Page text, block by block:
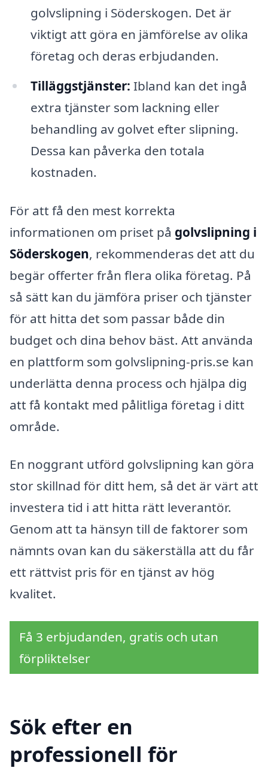
golvslipning i Söderskogen. Det är
viktigt att göra en jämförelse av olika
företag och deras erbjudanden.
Tilläggstjänster: Ibland kan det ingå
extra tjänster som lackning eller
behandling av golvet efter slipning.
Dessa kan påverka den totala
kostnaden.
För att få den mest korrekta
informationen om priset på golvslipning i
Söderskogen, rekommenderas det att du
begär offerter från flera olika företag. På
så sätt kan du jämföra priser och tjänster
för att hitta det som passar både din
budget och dina behov bäst. Att använda
en plattform som golvslipning-pris.se kan
underlätta denna process och hjälpa dig
att få kontakt med pålitliga företag i ditt
område.
En noggrant utförd golvslipning kan göra
stor skillnad för ditt hem, så det är värt att
investera tid i att hitta rätt leverantör.
Genom att ta hänsyn till de faktorer som
nämnts ovan kan du säkerställa att du får
ett rättvist pris för en tjänst av hög
kvalitet.
Få 3 erbjudanden, gratis och utan
förpliktelser
Sök efter en
professionell för